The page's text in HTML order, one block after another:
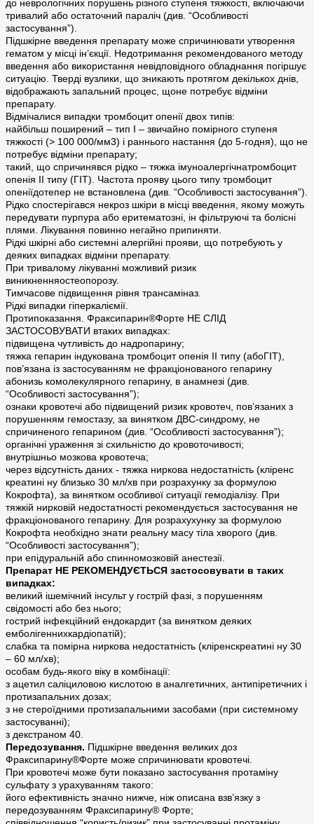
до неврологічних порушень різного ступеня тяжкості, включаючи
тривалий або остаточний параліч (див. “Особливості
застосування”).
Підшкірне введення препарату може спричинювати утворення
гематом у місці ін’єкції. Недотримання рекомендованого методу
введення або використання невідповідного обладнання погіршує
ситуацію. Тверді вузлики, що зникають протягом декількох днів,
відображають запальний процес, щоне потребує відміни
препарату.
Відмічалися випадки тромбоцит опенії двох типів:
найбільш поширений – тип I – звичайно помірного ступеня
тяжкості (> 100 000/мм3) і раннього настання (до 5-годня), що не
потребує відміни препарату;
такий, що спричинявся рідко – тяжка імуноалергічнатромбоцит
опенія II типу (ГІТ). Частота прояву цього типу тромбоцит
опеніїдотепер не встановлена (див. “Особливості застосування”).
Рідко спостерігався некроз шкіри в місці введення, якому можуть
передувати пурпура або еритематозні, ін фільтруючі та болісні
плями. Лікування повинно негайно припиняти.
Рідкі шкірні або системні алергійні прояви, що потребують у
деяких випадках відміни препарату.
При тривалому лікуванні можливий ризик
виникненняостеопорозу.
Тимчасове підвищення рівня трансаміназ.
Рідкі випадки гіперкаліємії.
Протипоказання. Фраксипарин®Форте НЕ СЛІД
ЗАСТОСОВУВАТИ втаких випадках:
підвищена чутливість до надропарину;
тяжка гепарин індукована тромбоцит опенія II типу (абоГІТ),
пов’язана із застосуванням не фракціонованого гепарину
абонизь комолекулярного гепарину, в анамнезі (див.
“Особливості застосування”);
ознаки кровотечі або підвищений ризик кровотеч, пов’язаних з
порушенням гемостазу, за винятком ДВС-синдрому, не
спричиненого гепарином (див. “Особливості застосування”);
органічні ураження зі схильністю до кровоточивості;
внутрішньо мозкова кровотеча;
через відсутність даних - тяжка ниркова недостатність (кліренс
креатині ну близько 30 мл/хв при розрахунку за формулою
Кокрофта), за винятком особливої ситуації гемодіалізу. При
тяжкій нирковій недостатності рекомендується застосування не
фракціонованого гепарину. Для розрахухунку за формулою
Кокрофта необхідно знати реальну масу тіла хворого (див.
“Особливості застосування”);
при епідуральній або спинномозковій анестезії.
Препарат НЕ РЕКОМЕНДУЄТЬСЯ застосовувати в таких
випадках:
великий ішемічний інсульт у гострій фазі, з порушенням
свідомості або без нього;
гострий інфекційний ендокардит (за винятком деяких
емболігеннихкардіопатій);
слабка та помірна ниркова недостатність (кліренскреатині ну 30
– 60 мл/хв);
особам будь-якого віку в комбінації:
з ацетил саліциловою кислотою в аналгетичних, антипіретичних і
протизапальних дозах;
з не стероїдними протизапальними засобами (при системному
застосуванні);
з декстраном 40.
Передозування. Підшкірне введення великих доз
Фраксипарину®Форте може спричинювати кровотечі.
При кровотечі може бути показано застосування протаміну
сульфату з урахуванням такого:
його ефективність значно нижче, ніж описана взв’язку з
передозуванням Фраксипарину® Форте;